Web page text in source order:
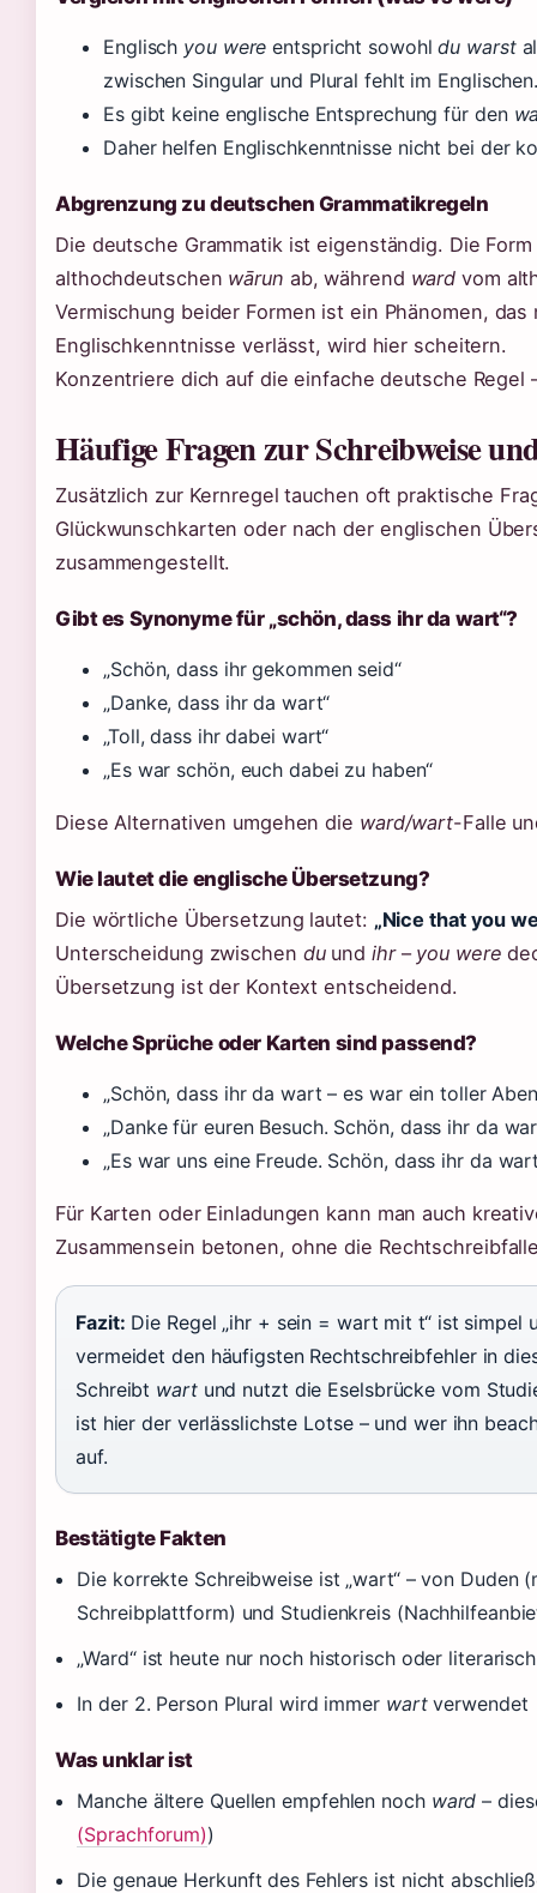
Englisch you were entspricht sowohldu warst
zwischen Singular und Plural fehlt im
Es gibt keine englische Entsprechung für den
Daher helfen Englischkenntnisse nicht bei der
Abgrenzung zu deutschen Grammatikregeln
Die deutsche Grammatik ist eigenständig. Die Form
althochdeutschen wārun ab, während ward vom
Vermischung beider Formen ist ein Phänomen,
Englischkenntnisse verlässt, wird hier scheitern.
Konzentriere dich auf die einfache deutsche Regel
Häufige Fragen zur Schreibweise
Zusätzlich zur Kernregel tauchen oft praktische
Glückwunschkarten oder nach der englischen
zusammengestellt.
Gibt es Synonyme für „schön, dass ihr da wart“?
„Schön, dass ihr gekommen seid“
„Danke, dass ihr da wart“
„Toll, dass ihr dabei wart“
„Es war schön, euch dabei zu haben“
Diese Alternativen umgehen die ward/wart-Falle
Wie lautet die englische Übersetzung?
Die wörtliche Übersetzung lautet: „Nice that you
Unterscheidung zwischen duund ihr– you were
Übersetzung ist der Kontext entscheidend.
Welche Sprüche oder Karten sind passend?
„Schön, dass ihr da wart – es war ein toller
„Danke für euren Besuch. Schön, dass ihr da
„Es war uns eine Freude. Schön, dass ihr da
Für Karten oder Einladungen kann man auch
Zusammensein betonen, ohne die
Fazit: Die Regel „ihr + sein = wart mit t“ ist simpel
vermeidet den häufigsten Rechtschreibfehler in
Schreibt wartund nutzt die Eselsbrücke vom
ist hier der verlässlichste Lotse – und wer ihn
auf.
Bestätigte Fakten
Die korrekte Schreibweise ist „wart“ – von Duden
Schreibplattform) und Studienkreis
„Ward“ ist heute nur noch historisch oder
In der 2. Person Plural wird immer wartverwendet
Was unklar ist
Manche ältere Quellen empfehlen noch ward –
(Sprachforum))
Die genaue Herkunft des Fehlers ist nicht